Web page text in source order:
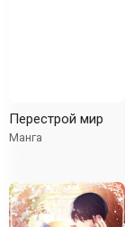
Перестрой мир
Манга